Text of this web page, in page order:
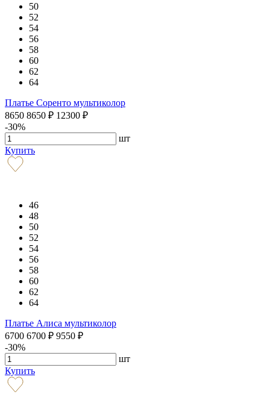
50
52
54
56
58
60
62
64
Платье Соренто мультиколор
8650 8650 ₽ 12300 ₽
-30%
шт
Купить
46
48
50
52
54
56
58
60
62
64
Платье Алиса мультиколор
6700 6700 ₽ 9550 ₽
-30%
шт
Купить